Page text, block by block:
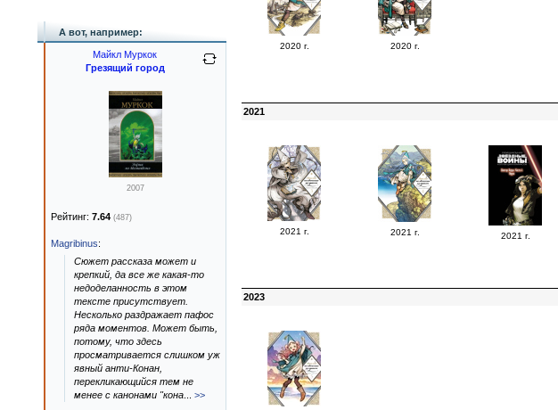
2020 г. 2020 г.
2021
2021 г. 2021 г. 2021 г.
2023
А вот, например:
Майкл Муркок
Грезящий город
2007
Рейтинг: 7.64 (487)
Magribinus:
Сюжет рассказа может и
крепкий, да все же какая-то
недоделанность в этом
тексте присутствует.
Несколько раздражает пафос
ряда моментов. Может быть,
потому, что здесь
просматривается слишком уж
явный анти-Конан,
перекликающийся тем не
менее с канонами "кона
>>